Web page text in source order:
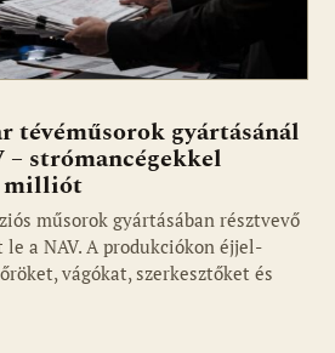
tévéműsorok gyártásánál
– strómancégekkel
milliót
műsorok gyártásában résztvevő
a NAV. A produkciókon éjjel-
vágókat, szerkesztőket és